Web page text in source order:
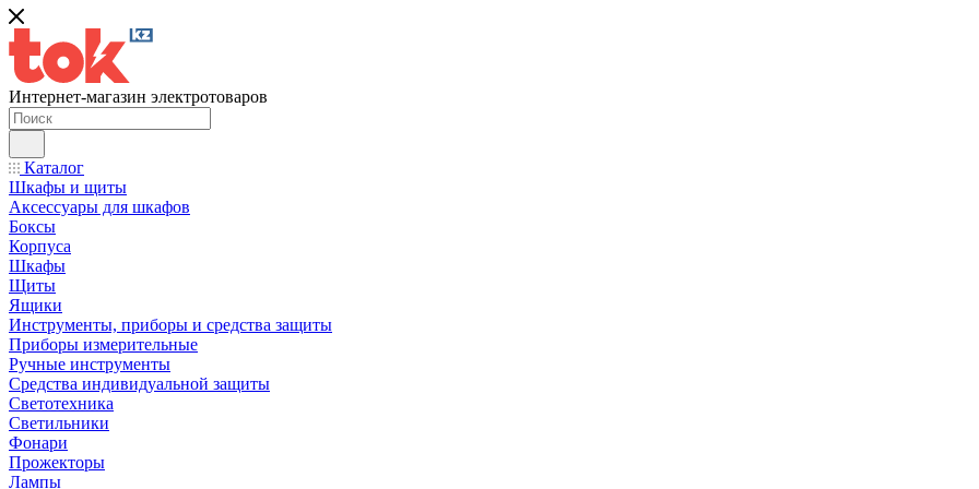
Интернет-магазин электротоваров
Каталог
Шкафы и щиты
Аксессуары для шкафов
Боксы
Корпуса
Шкафы
Щиты
Ящики
Инструменты, приборы и средства защиты
Приборы измерительные
Ручные инструменты
Средства индивидуальной защиты
Светотехника
Светильники
Фонари
Прожекторы
Лампы